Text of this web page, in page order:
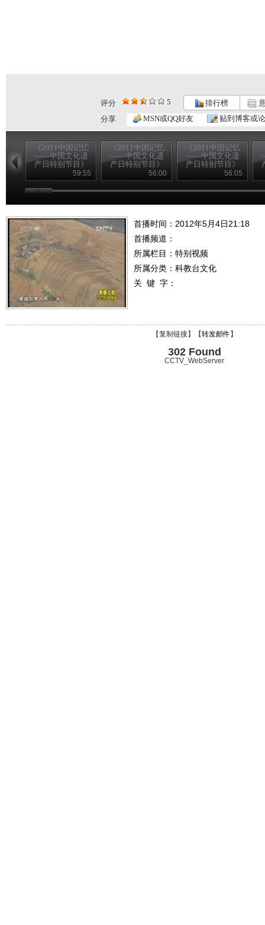
评分 5 排行榜
分享
MSN或QQ好友 贴到博客或
《2011中国记忆
——中国文化遗
产日特别节目》
20110611 （一）
59:55
《2011中国记忆
——中国文化遗
产日特别节目》
20110611 （二）
56:00
《2011中国记忆
——中国文化遗
产日特别节目》
20110611 （三）
56:05
首播时间：2012年5月4日21:18
首播频道：
所属栏目： 特别视频
所属分类：科教台文化
关 键 字：
【复制链接】【转发邮件 】
302 Found
CCTV_WebServer